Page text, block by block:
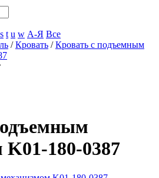
s t u w А-Я Все
/Кровать /Кровать с подъемным
180-0387